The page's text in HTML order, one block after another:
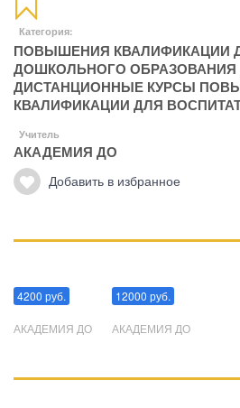
Категория:
ПОВЫШЕНИЯ КВАЛИФИКАЦИИ
ДОШКОЛЬНОГО ОБРАЗОВАНИЯ
ДИСТАНЦИОННЫЕ КУРСЫ
КВАЛИФИКАЦИИ ДЛЯ
Учитель
АКАДЕМИЯ ДО
Добавить в избранное
4200 руб.
АКАДЕМИЯ ДО
12000 руб.
АКАДЕМИЯ ДО